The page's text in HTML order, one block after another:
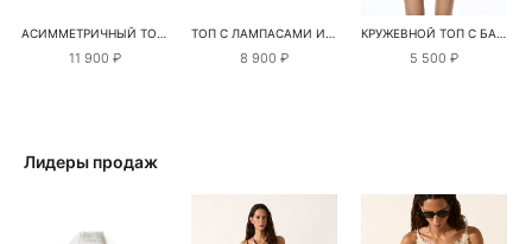
АСИММЕТРИЧНЫЙ ТОП С ПЕРЕМЫЧКОЙ
11 900 ₽
ТОП С ЛАМПАСАМИ И КРУЖЕВОМ
8 900 ₽
КРУЖЕВНОЙ ТОП С БАСКОЙ
5 500 ₽
Лидеры продаж